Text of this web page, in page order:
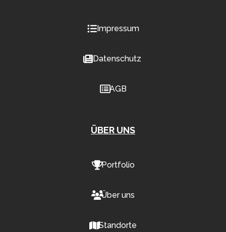
Impressum
Datenschutz
AGB
ÜBER UNS
Portfolio
Über uns
Standorte